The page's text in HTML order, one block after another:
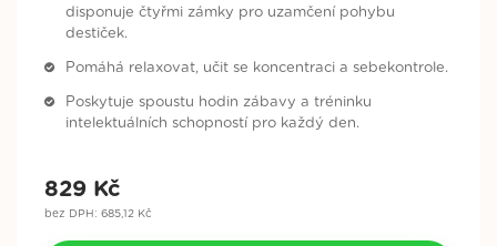
disponuje čtyřmi zámky pro uzamčení pohybu
destiček.
Pomáhá relaxovat, učit se koncentraci a sebekontrole.
Poskytuje spoustu hodin zábavy a tréninku
intelektuálních schopností pro každý den.
829 Kč
bez DPH: 685,12 Kč